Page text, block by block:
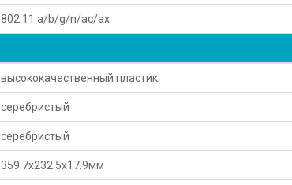
802.11 a/b/g/n/ac/ax
высококачественный пластик
серебристый
серебристый
359.7x232.5x17.9мм